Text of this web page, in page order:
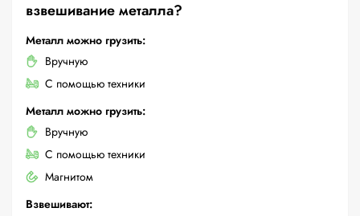
взвешивание металла?
Металл можно грузить:
Вручную
С помощью техники
Металл можно грузить:
Вручную
С помощью техники
Магнитом
Взвешивают: